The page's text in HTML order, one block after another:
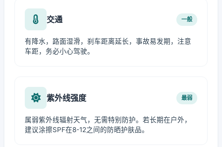
交通 一般
有降水，路面湿滑，刹车距离延长，事故易发期，注意
车距，务必小心驾驶。
紫外线强度 最弱
属弱紫外线辐射天气，无需特别防护。若长期在户外，
建议涂擦SPF在8-12之间的防晒护肤品。